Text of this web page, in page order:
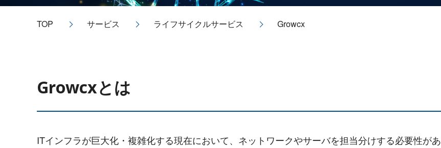
TOP サービス ライフサイクルサービス Growcx
Growcxとは
ITインフラが巨大化・複雑化する現在において、ネットワークやサーバを担当分けする必要性が